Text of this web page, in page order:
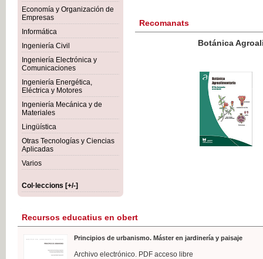
Economía y Organización de
Empresas
Informática
Ingeniería Civil
Ingeniería Electrónica y
Comunicaciones
Ingeniería Energética,
Eléctrica y Motores
Ingeniería Mecánica y de
Materiales
Lingüística
Otras Tecnologías y Ciencias
Aplicadas
Varios
Col·leccions [+/-]
Recomanats
Botánica Agroalimentaria
IVA
Recursos educatius en obert
Principios de urbanismo. Máster en jardinería y paisaje
Archivo electrónico. PDF acceso libre